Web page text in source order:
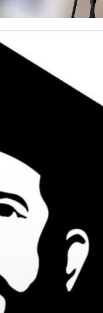
Recevez chaque
, la
Mediatico, par e-
Prénom*
Vérifiez vos mails
votre inscription.